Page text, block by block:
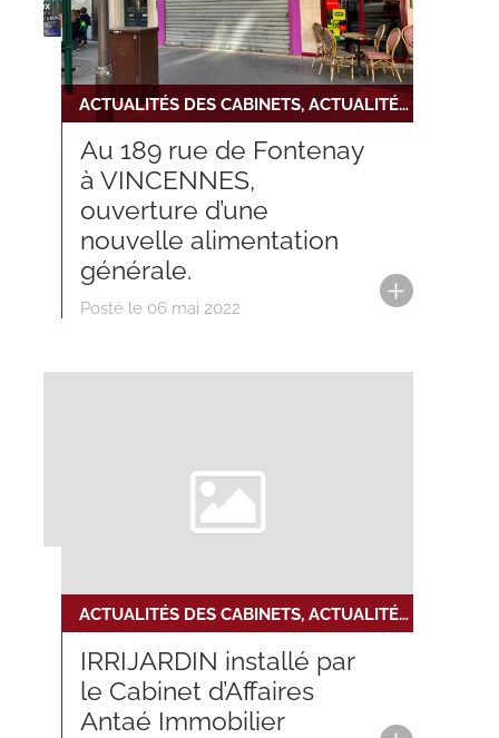
ACTUALITÉS DES CABINETS, ACTUALITÉS DU RÉSEAU, NOUVELLE INSTALLATION
Au 189 rue de Fontenay
à VINCENNES,
ouverture d’une
nouvelle alimentation
générale.
Posté le 06 mai 2022
ACTUALITÉS DES CABINETS, ACTUALITÉS DU RÉSEAU, NOUVELLE INSTALLATION
IRRIJARDIN installé par
le Cabinet d’Affaires
Antaé Immobilier